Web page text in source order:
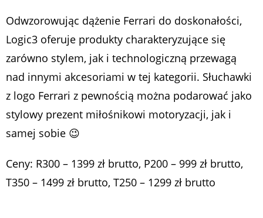
Odwzorowując dążenie Ferrari do doskonałości,
Logic3 oferuje produkty charakteryzujące się
zarówno stylem, jak i technologiczną przewagą
nad innymi akcesoriami w tej kategorii. Słuchawki
z logo Ferrari z pewnością można podarować jako
stylowy prezent miłośnikowi motoryzacji, jak i
samej sobie 😉
Ceny: R300 – 1399 zł brutto, P200 – 999 zł brutto,
T350 – 1499 zł brutto, T250 – 1299 zł brutto